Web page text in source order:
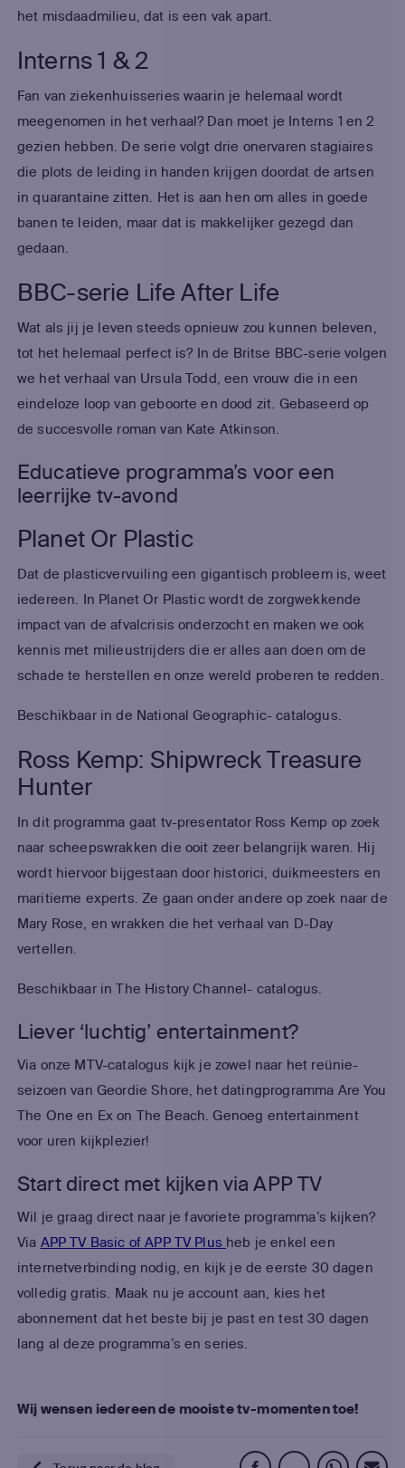
het misdaadmilieu, dat is een vak apart.
Interns 1 & 2
Fan van ziekenhuisseries waarin je helemaal wordt
meegenomen in het verhaal? Dan moet je Interns 1 en 2
gezien hebben. De serie volgt drie onervaren stagiaires
die plots de leiding in handen krijgen doordat de artsen
in quarantaine zitten. Het is aan hen om alles in goede
banen te leiden, maar dat is makkelijker gezegd dan
gedaan.
BBC-serie Life After Life
Wat als jij je leven steeds opnieuw zou kunnen beleven,
tot het helemaal perfect is? In de Britse BBC-serie volgen
we het verhaal van Ursula Todd, een vrouw die in een
eindeloze loop van geboorte en dood zit. Gebaseerd op
de succesvolle roman van Kate Atkinson.
Educatieve programma’s voor een
leerrijke tv-avond
Planet Or Plastic
Dat de plasticvervuiling een gigantisch probleem is, weet
iedereen. In Planet Or Plastic wordt de zorgwekkende
impact van de afvalcrisis onderzocht en maken we ook
kennis met milieustrijders die er alles aan doen om de
schade te herstellen en onze wereld proberen te redden.
Beschikbaar in de National Geographic- catalogus.
Ross Kemp: Shipwreck Treasure
Hunter
In dit programma gaat tv-presentator Ross Kemp op zoek
naar scheepswrakken die ooit zeer belangrijk waren. Hij
wordt hiervoor bijgestaan door historici, duikmeesters en
maritieme experts. Ze gaan onder andere op zoek naar de
Mary Rose, en wrakken die het verhaal van D-Day
vertellen.
Beschikbaar in The History Channel- catalogus.
Liever ‘luchtig’ entertainment?
Via onze MTV-catalogus kijk je zowel naar het reünie-
seizoen van Geordie Shore, het datingprogramma Are You
The One en Ex on The Beach. Genoeg entertainment
voor uren kijkplezier!
Start direct met kijken via APP TV
Wil je graag direct naar je favoriete programma’s kijken?
Via APP TV Basic of APP TV Plus heb je enkel een
internetverbinding nodig, en kijk je de eerste 30 dagen
volledig gratis. Maak nu je account aan, kies het
abonnement dat het beste bij je past en test 30 dagen
lang al deze programma’s en series.
Wij wensen iedereen de mooiste tv-momenten toe!